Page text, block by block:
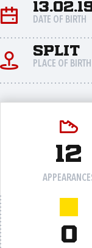
DATE OF BIRTH
Split
PLACE OF BIRTH
12
0